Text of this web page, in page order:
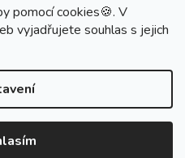
pomocí cookies🍪. V
vyjadřujete souhlas s jejich
MONOBRAND
Shoptet